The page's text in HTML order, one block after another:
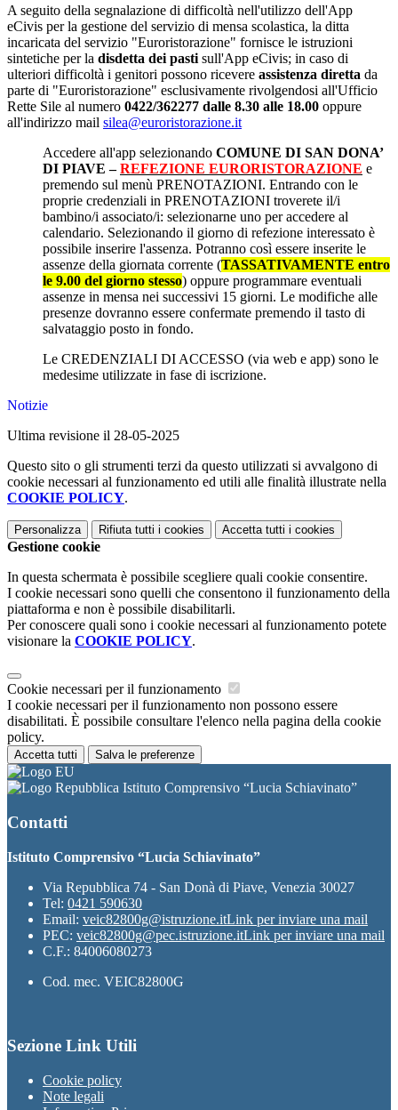
A seguito della segnalazione di difficoltà nell'utilizzo dell'App
eCivis per la gestione del servizio di mensa scolastica, la ditta
incaricata del servizio "Euroristorazione" fornisce le istruzioni
sintetiche per la disdetta dei pasti sull'App eCivis; in caso di
ulteriori difficoltà i genitori possono ricevere assistenza diretta da
parte di "Euroristorazione" esclusivamente rivolgendosi all'Ufficio
Rette Sile al numero 0422/362277 dalle 8.30 alle 18.00 oppure
all'indirizzo mail silea@euroristorazione.it
Accedere all'app selezionando COMUNE DI SAN DONA’
DI PIAVE –REFEZIONE EURORISTORAZIONE e
premendo sul menù PRENOTAZIONI. Entrando con le
proprie credenziali in PRENOTAZIONI troverete il/i
bambino/i associato/i: selezionarne uno per accedere al
calendario. Selezionando il giorno di refezione interessato è
possibile inserire l'assenza. Potranno così essere inserite le
assenze della giornata corrente (TASSATIVAMENTE entro
le 9.00 del giorno stesso) oppure programmare eventuali
assenze in mensa nei successivi 15 giorni. Le modifiche alle
presenze dovranno essere confermate premendo il tasto di
salvataggio posto in fondo.
Le CREDENZIALI DI ACCESSO (via web e app) sono le
medesime utilizzate in fase di iscrizione.
Notizie
Ultima revisione il 28-05-2025
Questo sito o gli strumenti terzi da questo utilizzati si avvalgono di
cookie necessari al funzionamento ed utili alle finalità illustrate nella
COOKIE POLICY.
Personalizza Rifiuta tutti i cookies Accetta tutti i cookies
Gestione cookie
In questa schermata è possibile scegliere quali cookie consentire.
I cookie necessari sono quelli che consentono il funzionamento della
piattaforma e non è possibile disabilitarli.
Per conoscere quali sono i cookie necessari al funzionamento potete
visionare la COOKIE POLICY.
Cookie necessari per il funzionamento
I cookie necessari per il funzionamento non possono essere
disabilitati. È possibile consultare l'elenco nella pagina della cookie
policy.
Accetta tutti Salva le preferenze
Istituto Comprensivo “Lucia Schiavinato”
Contatti
Istituto Comprensivo “Lucia Schiavinato”
Via Repubblica 74 - San Donà di Piave, Venezia 30027
Tel: 0421 590630
Email: veic82800g@istruzione.itLink per inviare una mail
PEC: veic82800g@pec.istruzione.itLink per inviare una mail
C.F.: 84006080273
Cod. mec. VEIC82800G
Sezione Link Utili
Cookie policy
Note legali